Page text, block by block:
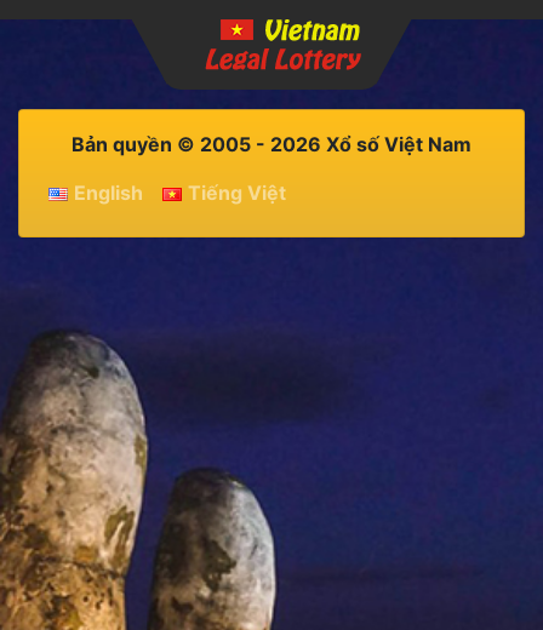
Bản quyền © 2005 - 2026 Xổ số Việt Nam
English
Tiếng Việt